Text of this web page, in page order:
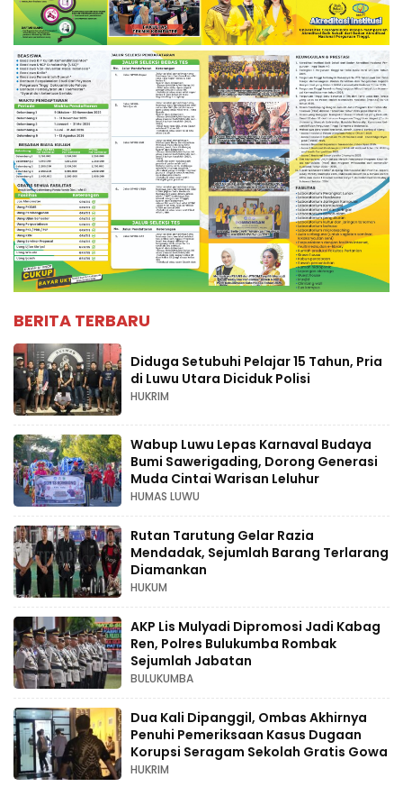
BERITA TERBARU
Diduga Setubuhi Pelajar 15 Tahun, Pria
di Luwu Utara Diciduk Polisi
HUKRIM
Wabup Luwu Lepas Karnaval Budaya
Bumi Sawerigading, Dorong Generasi
Muda Cintai Warisan Leluhur
HUMAS LUWU
Rutan Tarutung Gelar Razia
Mendadak, Sejumlah Barang Terlarang
Diamankan
HUKUM
AKP Lis Mulyadi Dipromosi Jadi Kabag
Ren, Polres Bulukumba Rombak
Sejumlah Jabatan
BULUKUMBA
Dua Kali Dipanggil, Ombas Akhirnya
Penuhi Pemeriksaan Kasus Dugaan
Korupsi Seragam Sekolah Gratis Gowa
HUKRIM